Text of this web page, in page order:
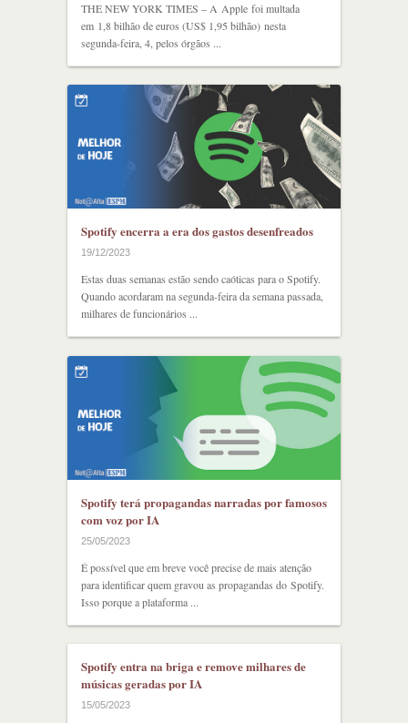
THE NEW YORK TIMES – A Apple foi multada
em 1,8 bilhão de euros (US$ 1,95 bilhão) nesta
segunda-feira, 4, pelos órgãos ...
Spotify encerra a era dos gastos desenfreados
19/12/2023
Estas duas semanas estão sendo caóticas para o Spotify.
Quando acordaram na segunda-feira da semana passada,
milhares de funcionários ...
Spotify terá propagandas narradas por famosos
com voz por IA
25/05/2023
É possível que em breve você precise de mais atenção
para identificar quem gravou as propagandas do Spotify.
Isso porque a plataforma ...
Spotify entra na briga e remove milhares de
músicas geradas por IA
15/05/2023